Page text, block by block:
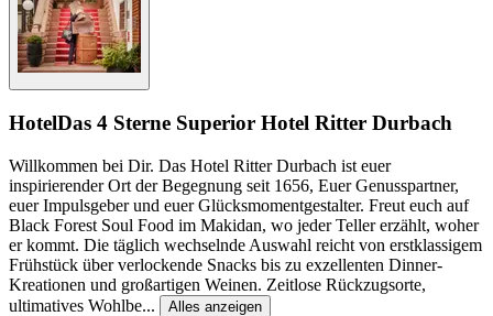
HotelDas 4 Sterne Superior Hotel Ritter Durbach
Willkommen bei Dir. Das Hotel Ritter Durbach ist euer
inspirierender Ort der Begegnung seit 1656, Euer Genusspartner,
euer Impulsgeber und euer Glücksmomentgestalter. Freut euch auf
Black Forest Soul Food im Makidan, wo jeder Teller erzählt, woher
er kommt. Die täglich wechselnde Auswahl reicht von erstklassigem
Frühstück über verlockende Snacks bis zu exzellenten Dinner-
Kreationen und großartigen Weinen. Zeitlose Rückzugsorte,
ultimatives Wohlbe... Alles anzeigen